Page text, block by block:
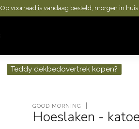
Op voorraad is vandaag besteld, morgen in huis
Teddy dekbedovertrek kopen?
GOOD MORNING
Hoeslaken -